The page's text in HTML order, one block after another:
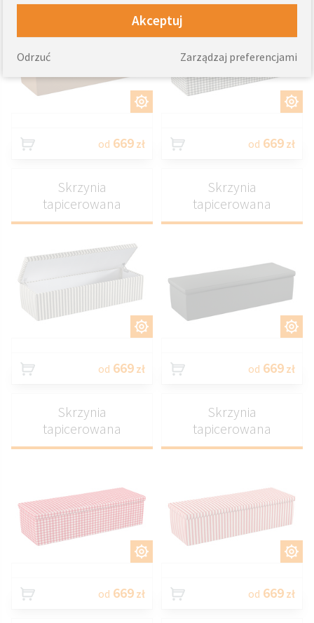
od 669 zł od 669 zł
Skrzynia
tapicerowana
od 669 zł
Skrzynia
tapicerowana
od 669 zł
Skrzynia
tapicerowana
od 669 zł
Skrzynia
tapicerowana
od 669 zł
Akceptuj
Zarządzaj preferencjami
Odrzuć